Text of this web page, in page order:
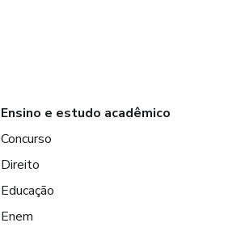
Ensino e estudo acadêmico
Concurso
Direito
Educação
Enem